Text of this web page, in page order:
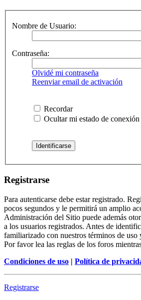
Nombre de Usuario:
Contraseña:
Olvidé mi contraseña
Reenviar email de activación
Recordar
Ocultar mi estado de conexión
Registrarse
Para autenticarse debe estar registrado.
pocos segundos y le permitirá un amplio
Administración del Sitio puede además
a los usuarios registrados. Antes de
familiarizado con nuestros términos de uso
Por favor lea las reglas de los foros
Condiciones de uso | Política de
Registrarse